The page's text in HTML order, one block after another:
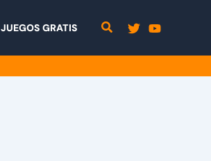
JUEGOS GRATIS